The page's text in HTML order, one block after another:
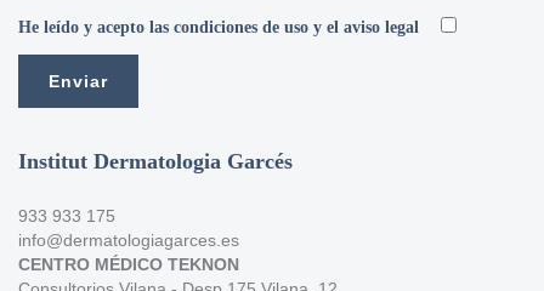
He leído y acepto las condiciones de uso y el aviso legal
Institut Dermatologia Garcés
933 933 175
info@dermatologiagarces.es
CENTRO MÉDICO TEKNON